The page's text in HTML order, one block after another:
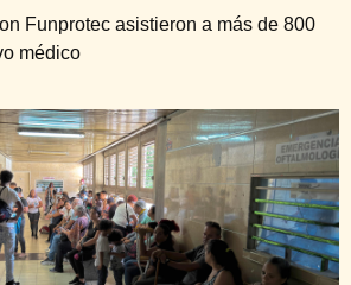
Funprotec asistieron a más de 800
médico